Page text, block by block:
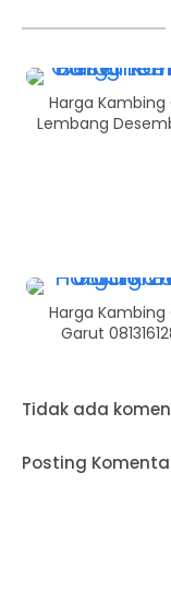
Harga Kambing
Lembang
Harga Kambing
Garut
Tidak ada
Posting